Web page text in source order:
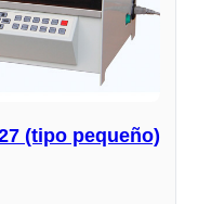
(tipo pequeño)